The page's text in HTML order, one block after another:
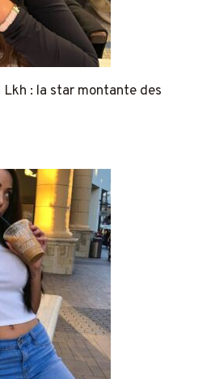
Lkh : la star montante des